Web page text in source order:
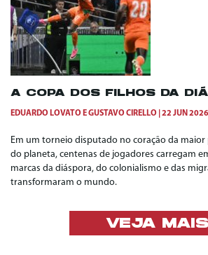
A COPA DOS FILHOS DA
EDUARDO LOVATO EGUSTAVO CIRELLO 22 JUN 2026
Em um torneio disputado no coração da
do planeta, centenas de jogadores carregam
marcas da diáspora, do colonialismo e das
transformaram o mundo.
VEJA MAIS